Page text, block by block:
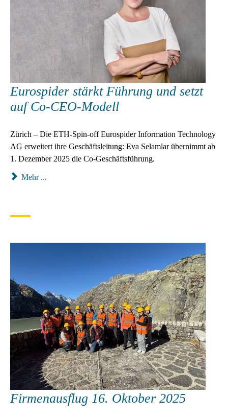
Eurospider stärkt Führung und setzt
auf Co-CEO-Modell
Zürich – Die ETH-Spin-off Eurospider Information Technology
AG erweitert ihre Geschäftsleitung: Eva Selamlar übernimmt ab
1. Dezember 2025 die Co-Geschäftsführung.
Mehr ...
Firmenausflug 16. Oktober 2025